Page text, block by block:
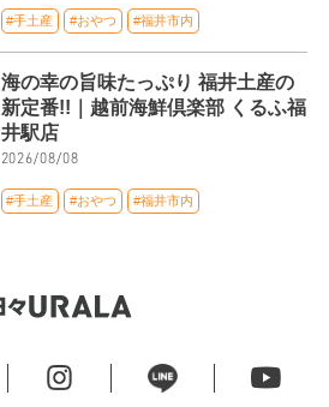
#手土産 #おやつ #福井市内
海の幸の旨味たっぷり 福井土産の
新定番!!｜越前海鮮倶楽部 くるふ福
井駅店
2026/08/08
#手土産 #おやつ #福井市内